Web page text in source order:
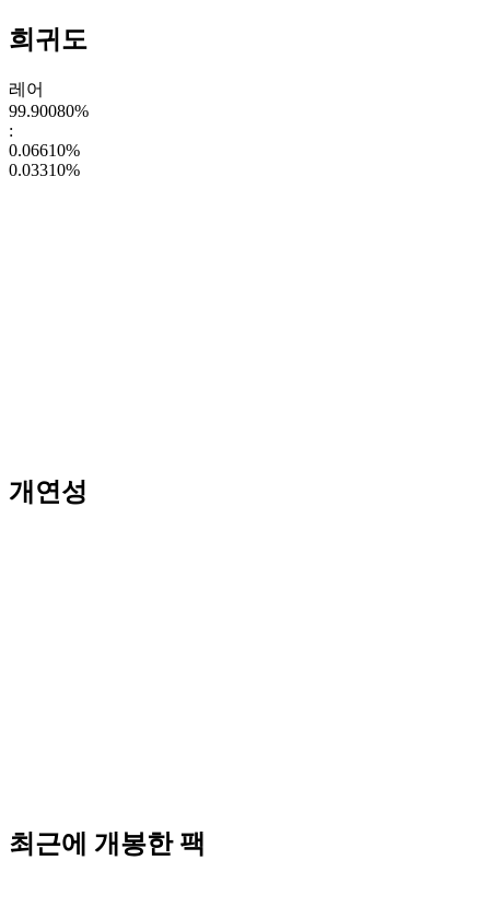
희귀도
레어
99.90080%
:
0.06610%
0.03310%
개연성
최근에 개봉한 팩